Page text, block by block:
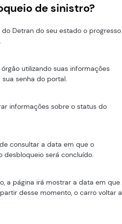
de sinistro?
Detran do seu estado o progresso
utilizando suas informações
sua senha do portal.
informações sobre o status do
consultar a data em que o
desbloqueio será concluído.
a página irá mostrar a data em que
desse momento, o carro voltar a